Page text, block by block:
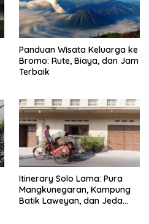
Panduan Wisata Keluarga ke
Bromo: Rute, Biaya, dan Jam
Terbaik
Itinerary Solo Lama: Pura
Mangkunegaran, Kampung
Batik Laweyan, dan Jeda